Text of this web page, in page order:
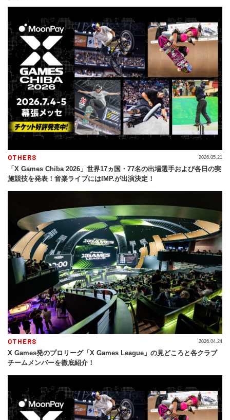
OTHERS
「X Games Chiba 2026」世界17ヵ国・77名の出場選手および各日の実
施競技を発表！音楽ライブにはIMP.が出演決定！
2026.05.21
OTHERS
X Games発のプロリーグ「X Games League」の見どころと各クラブ
チームメンバーを徹底紹介！
2026.04.24